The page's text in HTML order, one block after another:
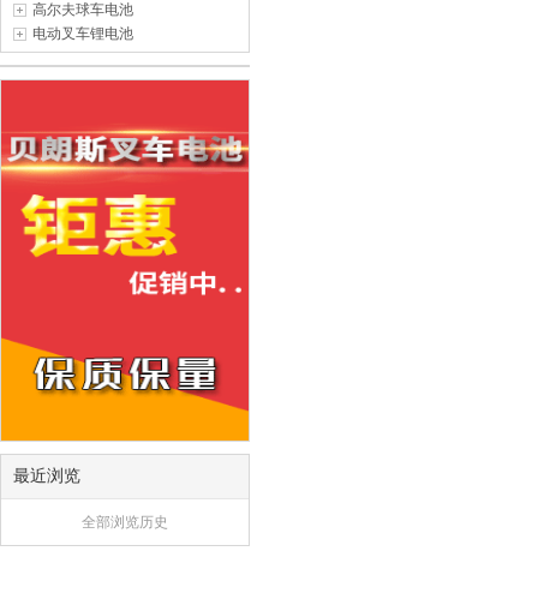
高尔夫球车电池
电动叉车锂电池
最近浏览
全部浏览历史